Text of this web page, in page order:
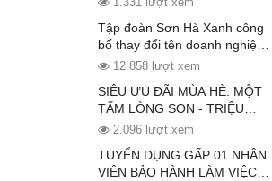
Tập đoàn Sơn Hà Xanh công
bố thay đổi tên doanh nghiệp
và nhận diện thương hiệu mới
sống Xanh
12.858 lượt xem
SIÊU ƯU ĐÃI MÙA HÈ: MỘT
TẤM LÒNG SON - TRIỆU
MÓN QUÀ TRI ÂN KHÁCH
2.096 lượt xem
TUYỂN DỤNG GẤP 01 NHÂN
VIÊN BẢO HÀNH LÀM VIỆC